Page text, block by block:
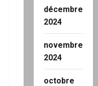
décembre
2024
novembre
2024
octobre